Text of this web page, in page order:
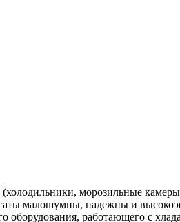
морозильные
малошумны, надежны и
оборудования, работающего с